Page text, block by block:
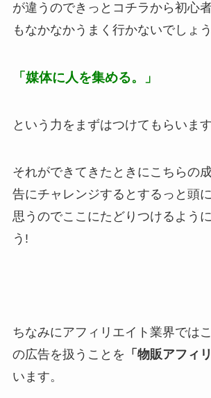
が違うのできっとコチラから初心
もなかなかうまく行かないでしょう
「媒体に人を集める。」
という力をまずはつけてもらいます
それができてきたときにこちらの
告にチャレンジするとするっと頭
思うのでここにたどりつけるよう
う!
ちなみにアフィリエイト業界では
の広告を扱うことを 「 物販アフィ
います。